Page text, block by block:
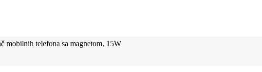
mobilnih telefona sa magnetom, 15W